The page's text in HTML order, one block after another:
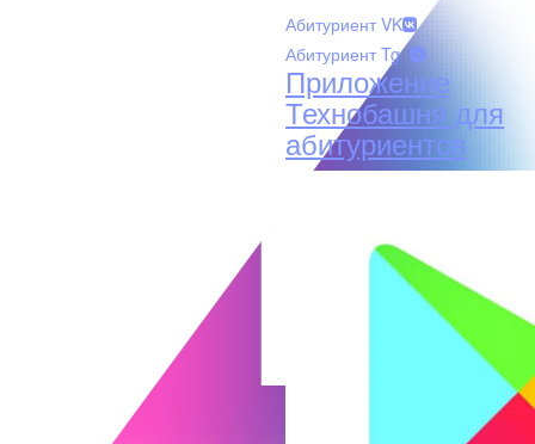
Абитуриент VK
Абитуриент Tg
Приложение
Технобашня для
абитуриентов